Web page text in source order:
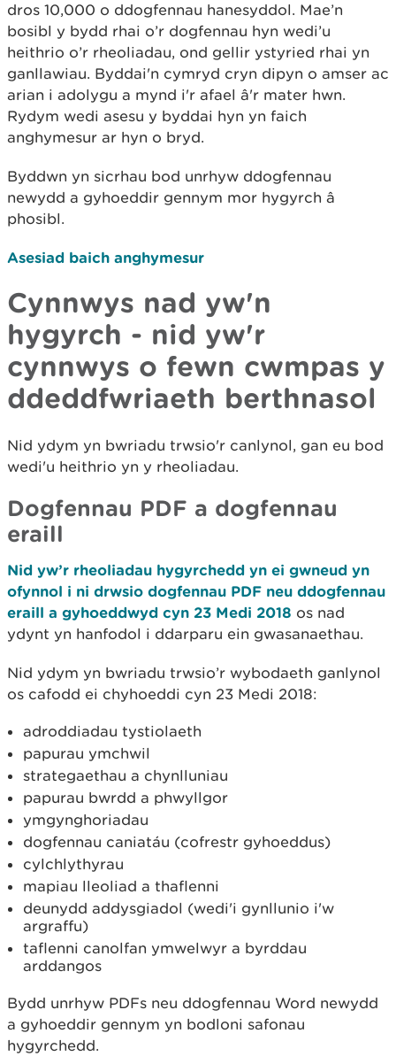
dros 10,000 o ddogfennau hanesyddol. Mae’n
bosibl y bydd rhai o’r dogfennau hyn wedi’u
heithrio o’r rheoliadau, ond gellir ystyried rhai yn
ganllawiau. Byddai'n cymryd cryn dipyn o amser ac
arian i adolygu a mynd i'r afael â'r mater hwn.
Rydym wedi asesu y byddai hyn yn faich
anghymesur ar hyn o bryd.
Byddwn yn sicrhau bod unrhyw ddogfennau
newydd a gyhoeddir gennym mor hygyrch â
phosibl. ​
Asesiad baich anghymesur
Cynnwys nad yw'n
hygyrch - nid yw'r
cynnwys o fewn cwmpas y
ddeddfwriaeth berthnasol
Nid ydym yn bwriadu trwsio'r canlynol, gan eu bod
wedi'u heithrio yn y rheoliadau.
Dogfennau PDF a dogfennau
eraill
Nid yw’r rheoliadau hygyrchedd yn ei gwneud yn
ofynnol i ni drwsio dogfennau PDF neu ddogfennau
eraill a gyhoeddwyd cyn 23 Medi 2018 os nad
ydynt yn hanfodol i ddarparu ein gwasanaethau.
Nid ydym yn bwriadu trwsio’r wybodaeth ganlynol
os cafodd ei chyhoeddi cyn 23 Medi 2018:
adroddiadau tystiolaeth
papurau ymchwil
strategaethau a chynlluniau
papurau bwrdd a phwyllgor
ymgynghoriadau
dogfennau caniatáu (cofrestr gyhoeddus)
cylchlythyrau
mapiau lleoliad a thaflenni
deunydd addysgiadol (wedi'i gynllunio i'w
argraffu)
taflenni canolfan ymwelwyr a byrddau
arddangos
Bydd unrhyw PDFs neu ddogfennau Word newydd
a gyhoeddir gennym yn bodloni safonau
hygyrchedd.